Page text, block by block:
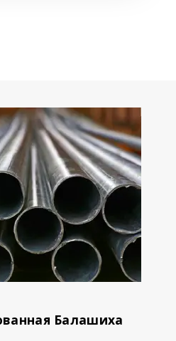
Балашиха